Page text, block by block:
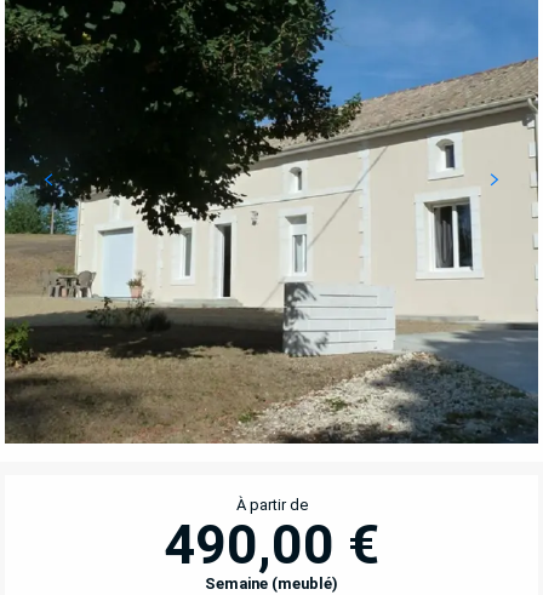
OUVERTURE ET COORDONNÉES
À partir de
490,00 €
Semaine (meublé)